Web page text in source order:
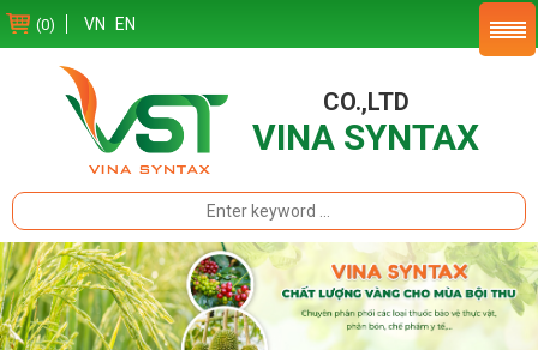
(0) VN EN
CO.,LTD
VINA SYNTAX